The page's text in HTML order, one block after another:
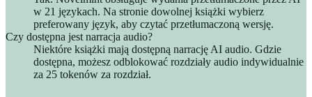
w 21 językach. Na stronie dowolnej książki wybierz
preferowany język, aby czytać przetłumaczoną wersję.
Czy dostępna jest narracja audio?
Niektóre książki mają dostępną narrację AI audio. Gdzie
dostępna, możesz odblokować rozdziały audio indywidualnie
za 25 tokenów za rozdział.